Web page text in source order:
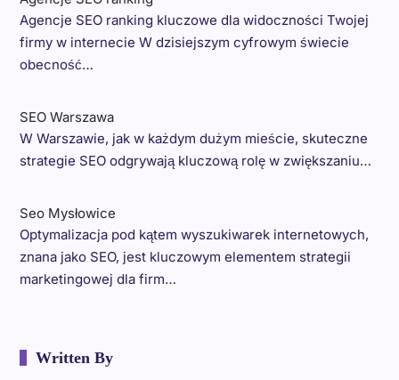
Agencje SEO ranking kluczowe dla widoczności Twojej
firmy w internecie W dzisiejszym cyfrowym świecie
obecność…
SEO Warszawa
W Warszawie, jak w każdym dużym mieście, skuteczne
strategie SEO odgrywają kluczową rolę w zwiększaniu…
Seo Mysłowice
Optymalizacja pod kątem wyszukiwarek internetowych,
znana jako SEO, jest kluczowym elementem strategii
marketingowej dla firm…
Written By